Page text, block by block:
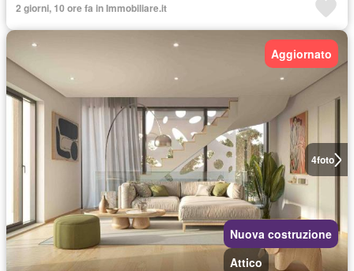
2 giorni, 10 ore fa in Immobiliare.it
4foto
Aggiornato
Nuova costruzione
Attico